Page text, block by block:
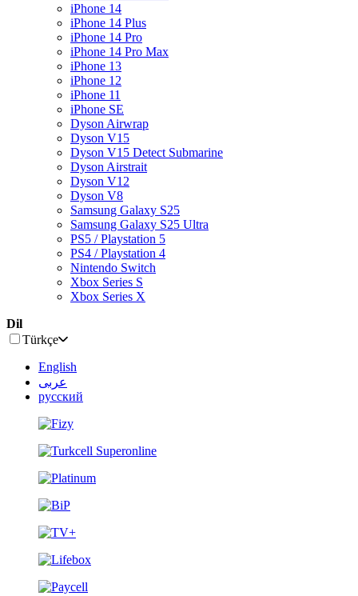
iPhone 14
iPhone 14 Plus
iPhone 14 Pro
iPhone 14 Pro Max
iPhone 13
iPhone 12
iPhone 11
iPhone SE
Dyson Airwrap
Dyson V15
Dyson V15 Detect Submarine
Dyson Airstrait
Dyson V12
Dyson V8
Samsung Galaxy S25
Samsung Galaxy S25 Ultra
PS5 / Playstation 5
PS4 / Playstation 4
Nintendo Switch
Xbox Series S
Xbox Series X
Dil
Türkçe
English
عربى
русский